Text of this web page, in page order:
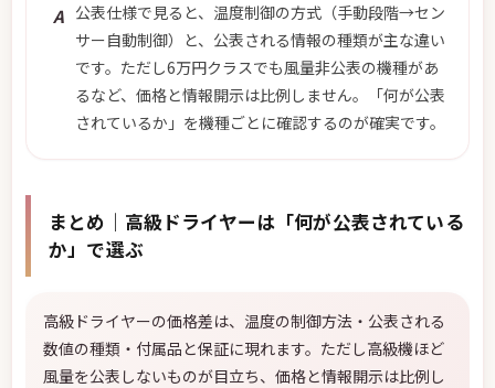
A 公表仕様で見ると、温度制御の方式（手動段階→セン
サー自動制御）と、公表される情報の種類が主な違い
です。ただし6万円クラスでも風量非公表の機種があ
るなど、価格と情報開示は比例しません。「何が公表
されているか」を機種ごとに確認するのが確実です。
まとめ｜高級ドライヤーは「何が公表されている
か」で選ぶ
高級ドライヤーの価格差は、温度の制御方法・公表される
数値の種類・付属品と保証に現れます。ただし高級機ほど
風量を公表しないものが目立ち、価格と情報開示は比例し